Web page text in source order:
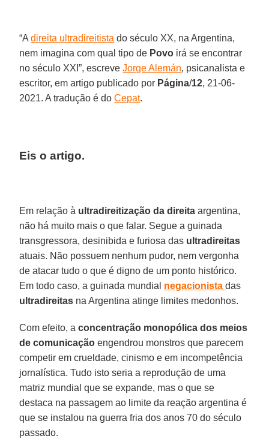
“Adireita ultradireitista do século XX, na Argentina,
nem imagina com qual tipo de Povo irá se encontrar
no século XXI”, escreveJorge Alemán, psicanalista e
escritor, em artigo publicado por Página/12, 21-06-
2021. A tradução é doCepat.
Eis o artigo.
Em relação à ultradireitização da direita argentina,
não há muito mais o que falar. Segue a guinada
transgressora, desinibida e furiosa das ultradireitas
atuais. Não possuem nenhum pudor, nem vergonha
de atacar tudo o que é digno de um ponto histórico.
Em todo caso, a guinada mundial negacionista das
ultradireitas na Argentina atinge limites medonhos.
Com efeito, aconcentração monopólica dos meios
de comunicação engendrou monstros que parecem
competir em crueldade, cinismo e em incompetência
jornalística. Tudo isto seria a reprodução de uma
matriz mundial que se expande, mas o que se
destaca na passagem ao limite da reação argentina é
que se instalou na guerra fria dos anos 70 do século
passado.